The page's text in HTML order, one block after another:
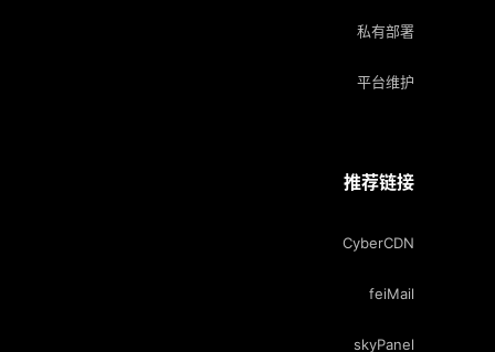
私有部署
平台维护
推荐链接
CyberCDN
feiMail
skyPanel